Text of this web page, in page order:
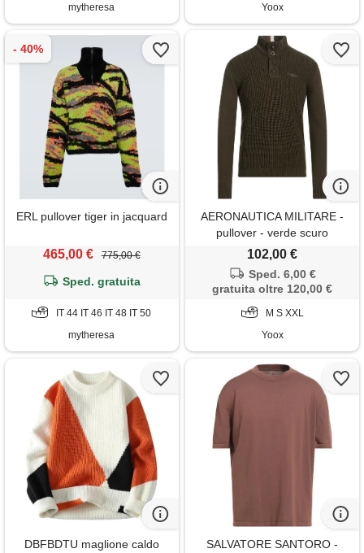
mytheresa
Yoox
ERL pullover tiger in jacquard
465,00 € 775,00 €
Sped. gratuita
IT 44 IT 46 IT 48 IT 50
mytheresa
AERONAUTICA MILITARE -
pullover - verde scuro
102,00 €
Sped. 6,00 €
gratuita oltre 120,00 €
M S XXL
Yoox
DBFBDTU maglione caldo
SALVATORE SANTORO -